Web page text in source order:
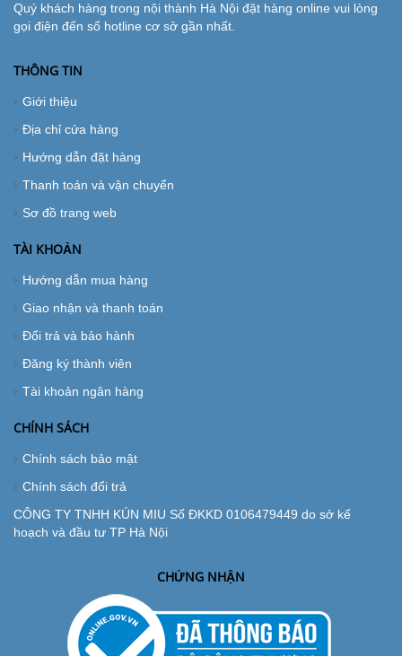
Quý khách hàng trong nội thành Hà Nội đặt hàng online vui lòng
gọi điện đến số hotline cơ sở gần nhất.
THÔNG TIN
Giới thiệu
Địa chỉ cửa hàng
Hướng dẫn đặt hàng
Thanh toán và vận chuyển
Sơ đồ trang web
TÀI KHOẢN
Hướng dẫn mua hàng
Giao nhận và thanh toán
Đổi trả và bảo hành
Đăng ký thành viên
Tài khoản ngân hàng
CHÍNH SÁCH
Chính sách bảo mật
Chính sách đổi trả
CÔNG TY TNHH KÚN MIU Số ĐKKD 0106479449 do sở kế
hoạch và đầu tư TP Hà Nội
CHỨNG NHẬN